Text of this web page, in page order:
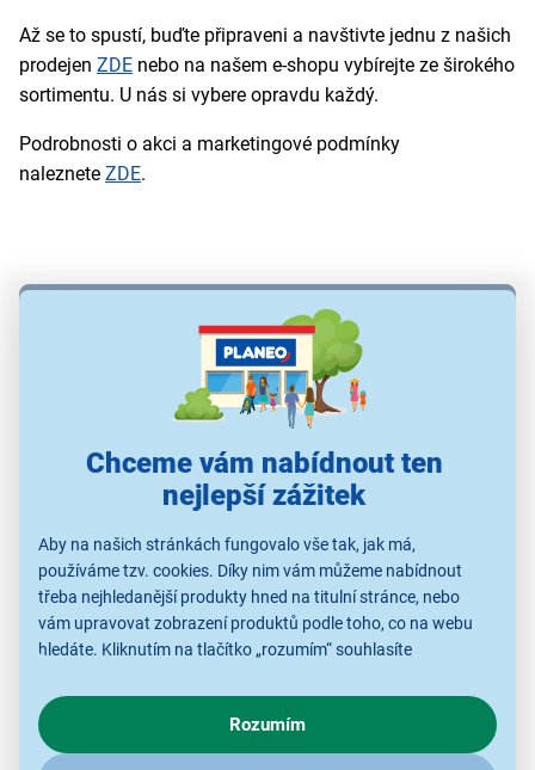
Chceme vám nabídnout ten
nejlepší zážitek
Aby na našich stránkách fungovalo vše tak, jak má,
používáme tzv. cookies. Díky nim vám můžeme nabídnout
třeba nejhledanější produkty hned na titulní stránce, nebo
vám upravovat zobrazení produktů podle toho, co na webu
hledáte. Kliknutím na tlačítko „rozumím“ souhlasíte
chování na webu pro zobrazení cílených reklam. Pokud vás
zajímají detaily, jak u nás s cookies a dalšími údaji pracujeme,
kliknětesem.
Rozumím
Až se to spustí, buďte připraveni a navštivte jednu z našich
prodejen ZDE nebo na našem e-shopu vybírejte ze širokého
sortimentu. U nás si vybere opravdu každý.
Podrobnosti o akci a marketingové podmínky
naleznete ZDE.
Zobrazit filtry
0 produktů
Použité obrázky jsou pouze ilustrativní a technické specifikace se
mohou v průběhu času změnit bez předchozího upozornění.